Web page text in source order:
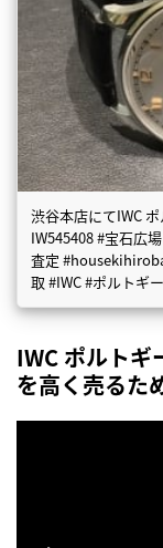
渋谷本店にてIWC
IW545408 #宝石広
査定
取 #IWC #ポルトギ
IWC ポルト
を高く売るた